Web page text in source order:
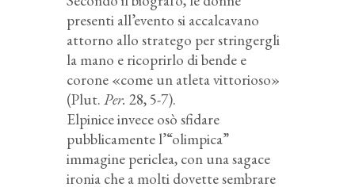
presenti all’evento si accalcavano
attorno allo stratego per stringergli
la mano e ricoprirlo di bende e
corone «come un atleta vittorioso»
(Plut. Per. 28, 5-7).
Elpinice invece osò sfidare
pubblicamente l’“olimpica”
immagine periclea, con una sagace
ironia che a molti dovette sembrare